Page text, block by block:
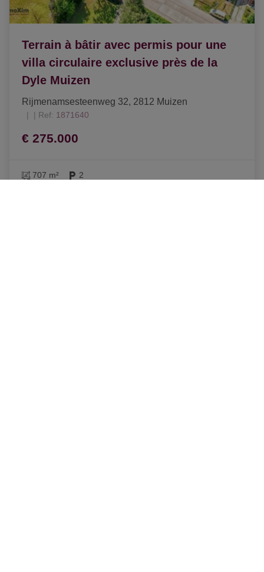
Terrain à bâtir avec permis pour une
villa circulaire exclusive près de la
Dyle Muizen
Rijmenamsesteenweg 32, 2812 Muizen
| Ref: 1871640
€ 275.000
707 m² 2